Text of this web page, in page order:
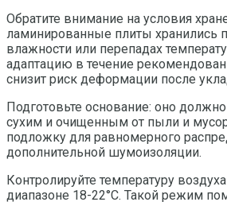
Обратите внимание на условия
ламинированные плиты хранились
влажности или перепадах
адаптацию в течение
снизит риск деформации после
Подготовьте основание: оно
сухим и очищенным от пыли и
подложку для равномерного
дополнительной шумоизоляции.
Контролируйте температуру
диапазоне 18-22°C. Такой режим